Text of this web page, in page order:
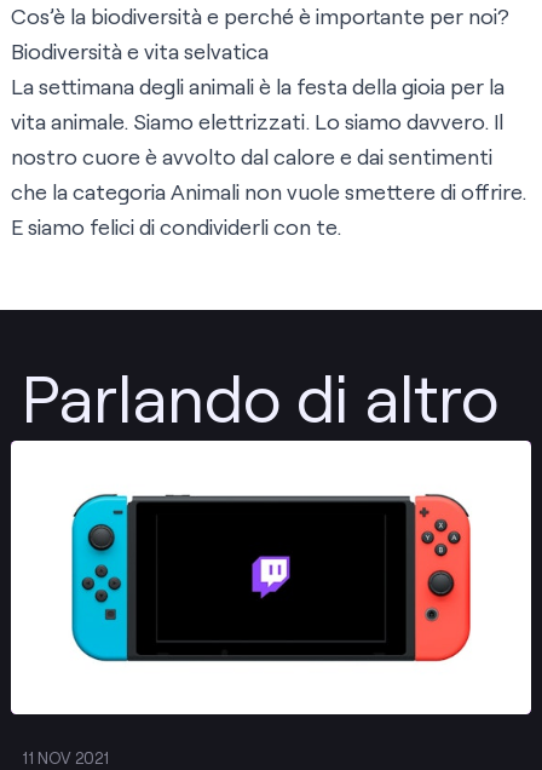
Cos’è la biodiversità e perché è importante per noi?
Biodiversità e vita selvatica
La settimana degli animali è la festa della gioia per la
vita animale. Siamo elettrizzati. Lo siamo davvero. Il
nostro cuore è avvolto dal calore e dai sentimenti
che la categoria Animali non vuole smettere di offrire.
E siamo felici di condividerli con te.
Parlando di altro
11 NOV 2021